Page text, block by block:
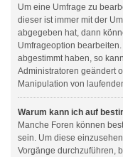
Um eine Umfrage zu
dieser ist immer mit der
abgegeben hat, dann
Umfrageoption
abgestimmt haben, so
Administratoren geändert
Manipulation von
Warum kann ich auf
Manche Foren können
sein. Um diese
Vorgänge durchzuführen,